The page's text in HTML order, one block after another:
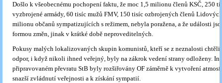
Došlo k všeobecnému pochopení faktu, že moc 1,5 milionu členů KSČ, 250
vyzbrojené armády, 60 tisíc mužů FMV, 150 tisíc ozbrojených členů
milionu občanů sympatizujících s režimem, nebyla poražena, a že události
formou změn, jinak v krátké době neproveditelných.
Pokusy malých lokalizovaných skupin komunistů, kteří se z neznalosti chtěli
odpor, i když nikoli ihned veřejný, byly na zákrok vedení strany odloženy.
připravovaném převratu StB byly rozšiřovány OF záměrně k vytvoření
snazší zvládnutí veřejnosti a k získání sympatií.